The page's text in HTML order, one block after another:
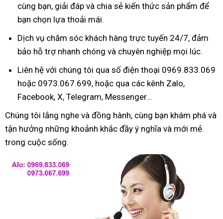
cùng bạn, giải đáp và chia sẻ kiến thức sản phẩm để
bạn chọn lựa thoải mái.
Dịch vụ chăm sóc khách hàng trực tuyến 24/7, đảm
bảo hỗ trợ nhanh chóng và chuyên nghiệp mọi lúc.
Liên hệ với chúng tôi qua số điện thoại 0969.833.069
hoặc 0973.067.699, hoặc qua các kênh Zalo,
Facebook, X, Telegram, Messenger…
Chúng tôi lắng nghe và đồng hành, cùng bạn khám phá và
tận hưởng những khoảnh khắc đầy ý nghĩa và mới mẻ
trong cuộc sống.